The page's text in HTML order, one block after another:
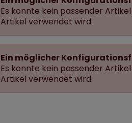
Es konnte kein passender
Artikel verwendet wird.
Ein möglicher
Es konnte kein passender
Artikel verwendet wird.